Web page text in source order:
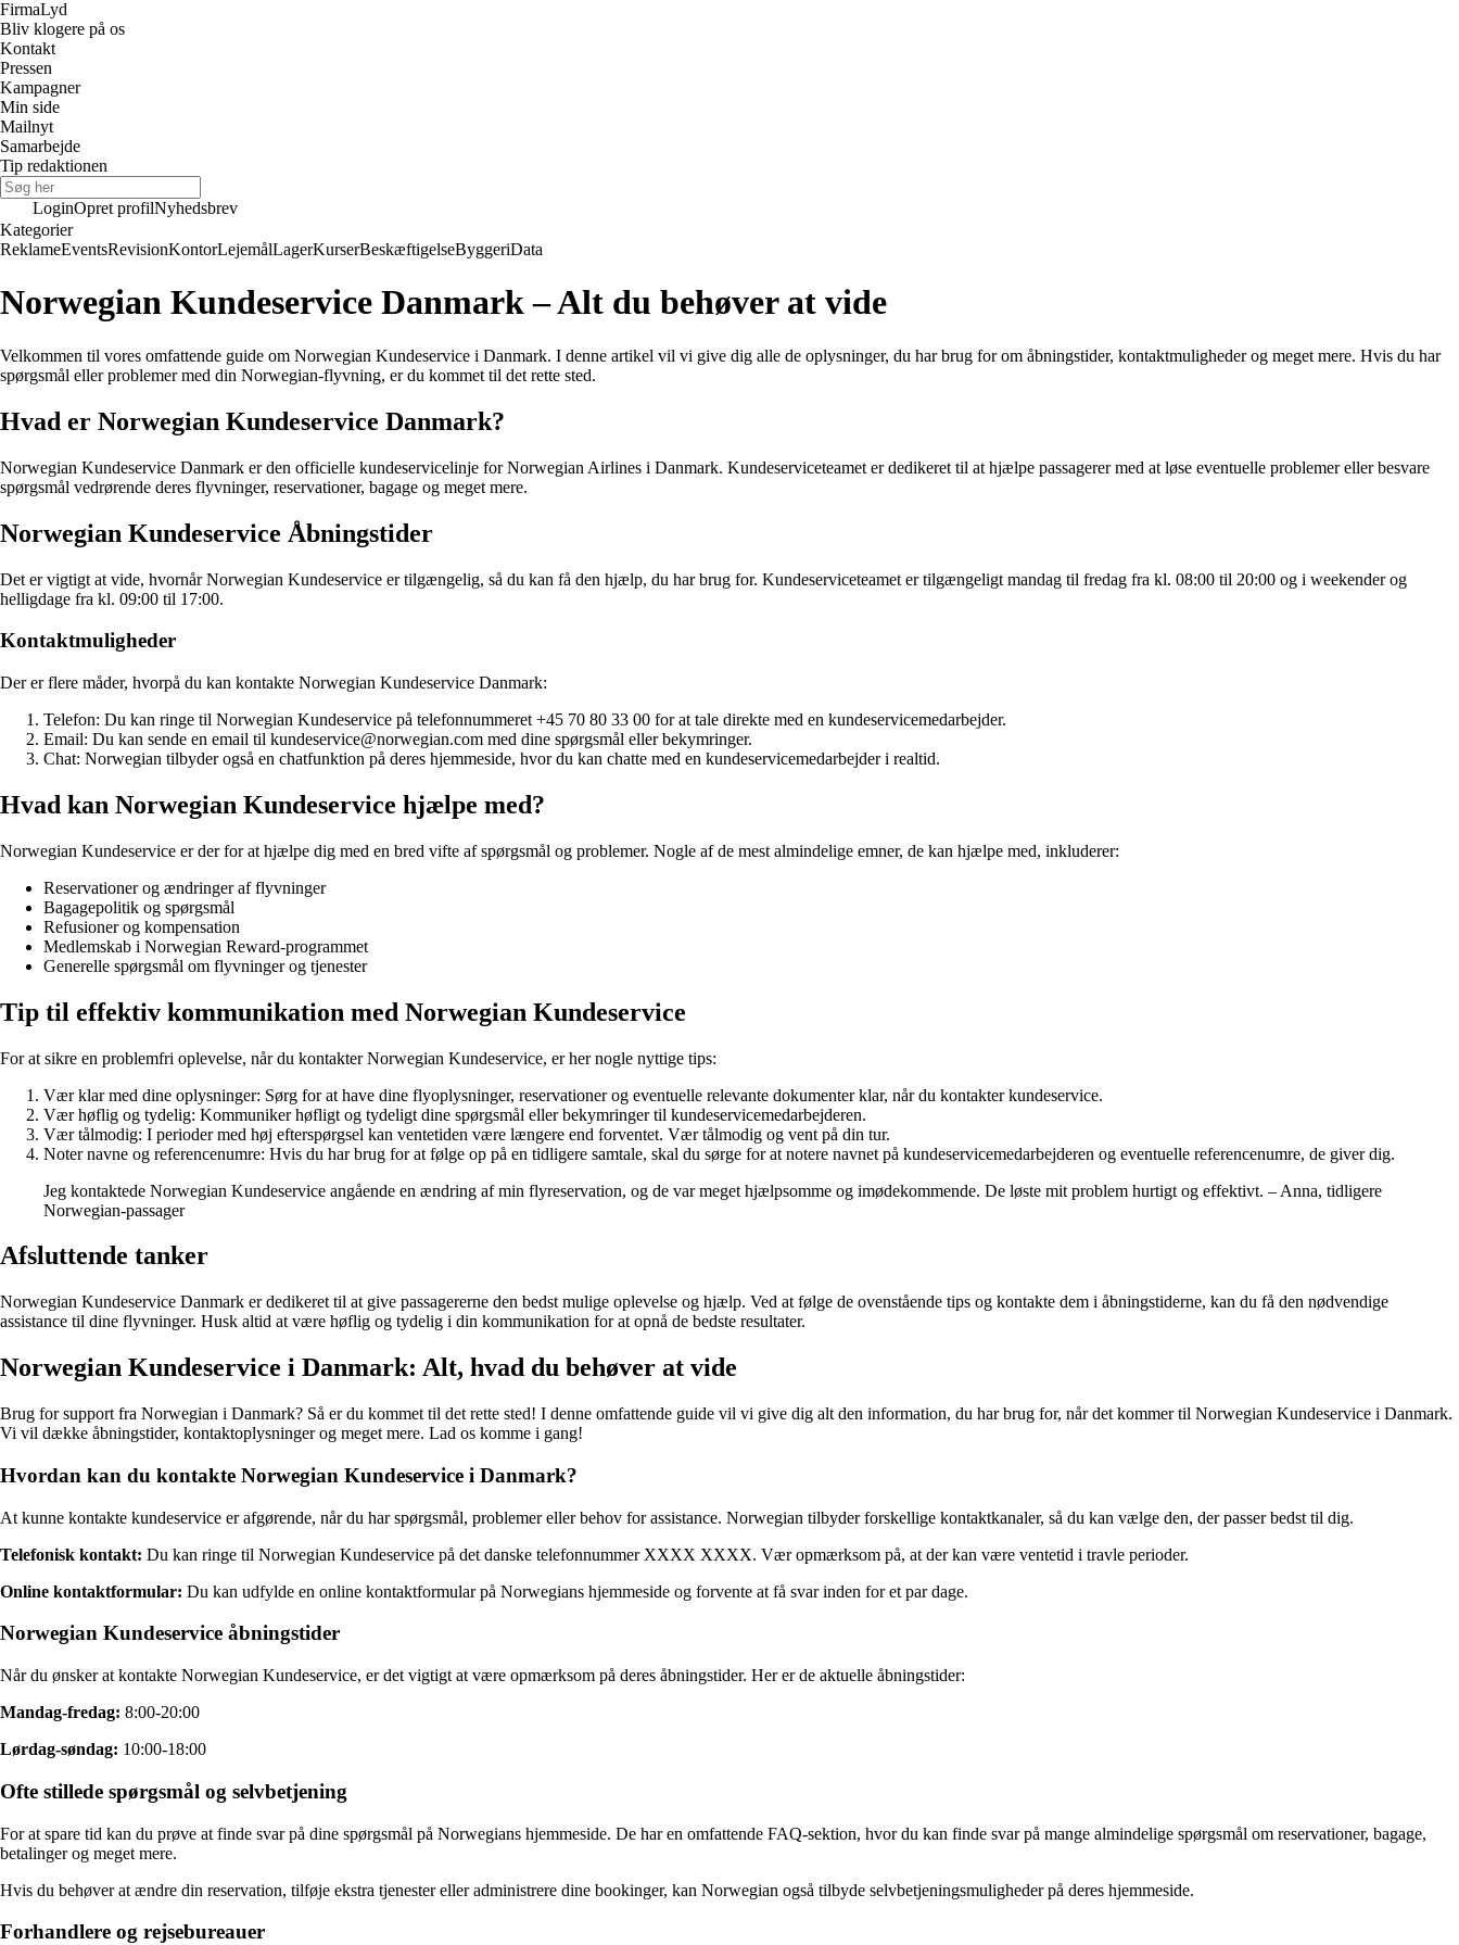
FirmaLyd
Bliv klogere på os
Kontakt
Pressen
Kampagner
Min side
Mailnyt
Samarbejde
Tip redaktionen
LoginOpret profilNyhedsbrev
Kategorier
ReklameEventsRevisionKontorLejemålLagerKurserBeskæftigelseByggeriData
Norwegian Kundeservice Danmark – Alt du behøver at vide
Velkommen til vores omfattende guide om Norwegian Kundeservice i Danmark. I denne artikel vil vi give dig alle de oplysninger, du har brug for om åbningstider, kontaktmuligheder og meget mere. Hvis du har
spørgsmål eller problemer med din Norwegian-flyvning, er du kommet til det rette sted.
Hvad er Norwegian Kundeservice Danmark?
Norwegian Kundeservice Danmark er den officielle kundeservicelinje for Norwegian Airlines i Danmark. Kundeserviceteamet er dedikeret til at hjælpe passagerer med at løse eventuelle problemer eller besvare
spørgsmål vedrørende deres flyvninger, reservationer, bagage og meget mere.
Norwegian Kundeservice Åbningstider
Det er vigtigt at vide, hvornår Norwegian Kundeservice er tilgængelig, så du kan få den hjælp, du har brug for. Kundeserviceteamet er tilgængeligt mandag til fredag fra kl. 08:00 til 20:00 og i weekender og
helligdage fra kl. 09:00 til 17:00.
Kontaktmuligheder
Der er flere måder, hvorpå du kan kontakte Norwegian Kundeservice Danmark:
Telefon: Du kan ringe til Norwegian Kundeservice på telefonnummeret +45 70 80 33 00 for at tale direkte med en kundeservicemedarbejder.
Email: Du kan sende en email til kundeservice@norwegian.com med dine spørgsmål eller bekymringer.
Chat: Norwegian tilbyder også en chatfunktion på deres hjemmeside, hvor du kan chatte med en kundeservicemedarbejder i realtid.
Hvad kan Norwegian Kundeservice hjælpe med?
Norwegian Kundeservice er der for at hjælpe dig med en bred vifte af spørgsmål og problemer. Nogle af de mest almindelige emner, de kan hjælpe med, inkluderer:
Reservationer og ændringer af flyvninger
Bagagepolitik og spørgsmål
Refusioner og kompensation
Medlemskab i Norwegian Reward-programmet
Generelle spørgsmål om flyvninger og tjenester
Tip til effektiv kommunikation med Norwegian Kundeservice
For at sikre en problemfri oplevelse, når du kontakter Norwegian Kundeservice, er her nogle nyttige tips:
Vær klar med dine oplysninger: Sørg for at have dine flyoplysninger, reservationer og eventuelle relevante dokumenter klar, når du kontakter kundeservice.
Vær høflig og tydelig: Kommuniker høfligt og tydeligt dine spørgsmål eller bekymringer til kundeservicemedarbejderen.
Vær tålmodig: I perioder med høj efterspørgsel kan ventetiden være længere end forventet. Vær tålmodig og vent på din tur.
Noter navne og referencenumre: Hvis du har brug for at følge op på en tidligere samtale, skal du sørge for at notere navnet på kundeservicemedarbejderen og eventuelle referencenumre, de giver dig.
Jeg kontaktede Norwegian Kundeservice angående en ændring af min flyreservation, og de var meget hjælpsomme og imødekommende. De løste mit problem hurtigt og effektivt. – Anna, tidligere
Norwegian-passager
Afsluttende tanker
Norwegian Kundeservice Danmark er dedikeret til at give passagererne den bedst mulige oplevelse og hjælp. Ved at følge de ovenstående tips og kontakte dem i åbningstiderne, kan du få den nødvendige
assistance til dine flyvninger. Husk altid at være høflig og tydelig i din kommunikation for at opnå de bedste resultater.
Norwegian Kundeservice i Danmark: Alt, hvad du behøver at vide
Brug for support fra Norwegian i Danmark? Så er du kommet til det rette sted! I denne omfattende guide vil vi give dig alt den information, du har brug for, når det kommer til Norwegian Kundeservice i Danmark.
Vi vil dække åbningstider, kontaktoplysninger og meget mere. Lad os komme i gang!
Hvordan kan du kontakte Norwegian Kundeservice i Danmark?
At kunne kontakte kundeservice er afgørende, når du har spørgsmål, problemer eller behov for assistance. Norwegian tilbyder forskellige kontaktkanaler, så du kan vælge den, der passer bedst til dig.
Telefonisk kontakt: Du kan ringe til Norwegian Kundeservice på det danske telefonnummer XXXX XXXX. Vær opmærksom på, at der kan være ventetid i travle perioder.
Online kontaktformular: Du kan udfylde en online kontaktformular på Norwegians hjemmeside og forvente at få svar inden for et par dage.
Norwegian Kundeservice åbningstider
Når du ønsker at kontakte Norwegian Kundeservice, er det vigtigt at være opmærksom på deres åbningstider. Her er de aktuelle åbningstider:
Mandag-fredag: 8:00-20:00
Lørdag-søndag: 10:00-18:00
Ofte stillede spørgsmål og selvbetjening
For at spare tid kan du prøve at finde svar på dine spørgsmål på Norwegians hjemmeside. De har en omfattende FAQ-sektion, hvor du kan finde svar på mange almindelige spørgsmål om reservationer, bagage,
betalinger og meget mere.
Hvis du behøver at ændre din reservation, tilføje ekstra tjenester eller administrere dine bookinger, kan Norwegian også tilbyde selvbetjeningsmuligheder på deres hjemmeside.
Forhandlere og rejsebureauer